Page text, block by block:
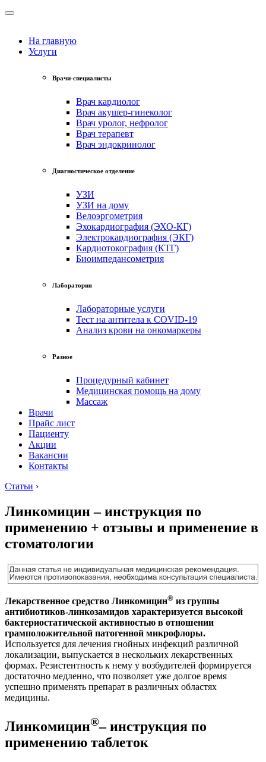
На главную
Услуги
Врачи-специалисты
Врач кардиолог
Врач акушер-гинеколог
Врач уролог, нефролог
Врач терапевт
Врач эндокринолог
Диагностическое отделение
УЗИ
УЗИ на дому
Велоэргометрия
Эхокардиография (ЭХО-КГ)
Электрокардиография (ЭКГ)
Кардиотокография (КТГ)
Биоимпедансометрия
Лаборатория
Лабораторные услуги
Тест на антитела к COVID-19
Анализ крови на онкомаркеры
Разное
Процедурный кабинет
Медицинская помощь на дому
Массаж
Врачи
Прайс лист
Пациенту
Акции
Вакансии
Контакты
Статьи ›
Линкомицин – инструкция по
применению + отзывы и применение в
стоматологии
Лекарственное средство Линкомицин® из группы
антибиотиков-линкозамидов характеризуется высокой
бактериостатической активностью в отношении
грамположительной патогенной микрофлоры.
Используется для лечения гнойных инфекций различной
локализации, выпускается в нескольких лекарственных
формах. Резистентность к нему у возбудителей формируется
достаточно медленно, что позволяет уже долгое время
успешно применять препарат в различных областях
медицины.
Линкомицин®– инструкция по
применению таблеток